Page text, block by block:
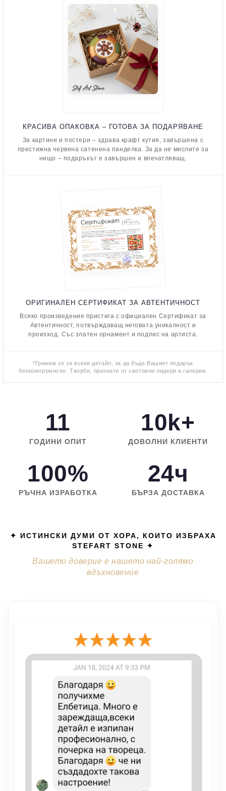
КРАСИВА ОПАКОВКА – ГОТОВА ЗА ПОДАРЯВАНЕ
За картини и постери – здрава крафт кутия, завършена с
престижна червена сатенена панделка. За да не мислите за
нищо – подаръкът е завършен и впечатляващ.
ОРИГИНАЛЕН СЕРТИФИКАТ ЗА АВТЕНТИЧНОСТ
Всяко произведение пристига с официален Сертификат за
Автентичност, потвърждаващ неговата уникалност и
произход. Със златен орнамент и подпис на артиста.
*Грижим се за всеки детайл, за да бъде Вашият подарък
безкомпромисен. Творби, признати от световни лидери и галерии.
11
ГОДИНИ ОПИТ
10k+
ДОВОЛНИ КЛИЕНТИ
100%
РЪЧНА ИЗРАБОТКА
24ч
БЪРЗА ДОСТАВКА
✦ ИСТИНСКИ ДУМИ ОТ ХОРА, КОИТО ИЗБРАХА
STEFART STONE ✦
Вашето доверие е нашето най-голямо
вдъхновение